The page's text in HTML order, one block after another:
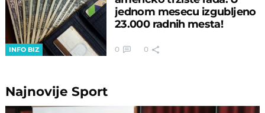
INFO BIZ
jednom mesecu izgubljeno
23.000 radnih mesta!
0 0
NajnovijeSport